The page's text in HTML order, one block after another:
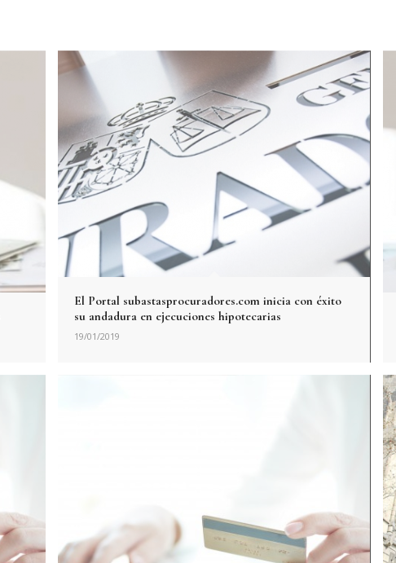
El Portal subastasprocuradores.com inicia con éxito
su andadura en ejecuciones hipotecarias
19/01/2019